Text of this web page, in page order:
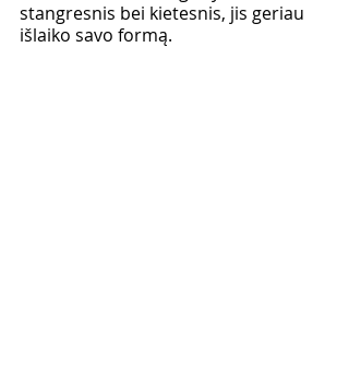
stangresnis bei kietesnis, jis geriau
išlaiko savo formą.